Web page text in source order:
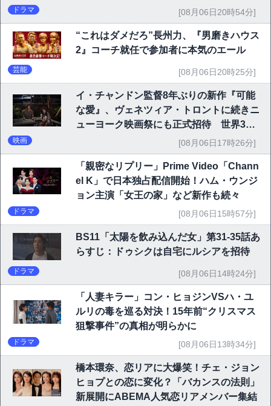
ドラマ [08月06日20時54分]
“これはダメだろ”長州力、『男磨きハウス
2』コーチ就任で参加者に本気のエール
芸能 [08月06日20時25分]
イ・チャンドン監督8年ぶりの新作『可能
な愛』、ヴェネツィア・トロントに続きニ
ューヨーク映画祭にも正式招待 世界3大
映画祭で快挙｜Netflix映画
映画 [08月06日17時26分]
「親密なリプリー」Prime Video「Chann
el K」で日本独占配信開始！ハム・ウンジ
ョン主演「女王の家」など新作も続々
ドラマ [08月06日15時57分]
BS11「太陽を飲み込んだ女」第31-35話あ
らすじ：ドゥシクは自宅にルシアを招待
ドラマ [08月06日14時24分]
「人妻キラー」コン・ヒョジンVSハ・ユ
ルリの毒を巡る対決！15年前“クリスマス
狙撃事件”の真相が明らかに
ドラマ [08月06日13時34分]
橋本環奈、恋リアに大爆笑！チェ・ジョン
ヒョプとの恋に変化？「バカンスの法則」
新展開にABEMA人気恋リアメンバー集結